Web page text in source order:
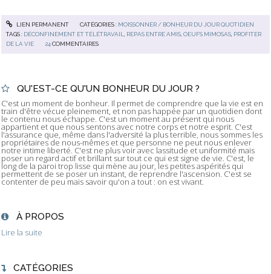
LIEN PERMANENT CATÉGORIES : MOISSONNER / BONHEUR DU JOUR QUOTIDIEN
TAGS : DÉCONFINEMENT ET TÉLÉTRAVAIL REPAS ENTRE AMIS ,OEUFS MIMOSAS PROFITER
DE LA VIE
24 COMMENTAIRES
QU'EST-CE QU'UN BONHEUR DU JOUR ?
C'est un moment de bonheur. Il permet de comprendre que la vie est en
train d'être vécue pleinement, et non pas happée par un quotidien dont
le contenu nous échappe. C'est un moment au présent qui nous
appartient et que nous sentons avec notre corps et notre esprit. C'est
l'assurance que, même dans l'adversité la plus terrible, nous sommes les
propriétaires de nous-mêmes et que personne ne peut nous enlever
notre intime liberté. C'est ne plus voir avec lassitude et uniformité mais
poser un regard actif et brillant sur tout ce qui est signe de vie. C'est, le
long de la paroi trop lisse qui mène au jour, les petites aspérités qui
permettent de se poser un instant, de reprendre l'ascension. C'est se
contenter de peu mais savoir qu'on a tout : on est vivant.
À PROPOS
Lire la suite
CATÉGORIES